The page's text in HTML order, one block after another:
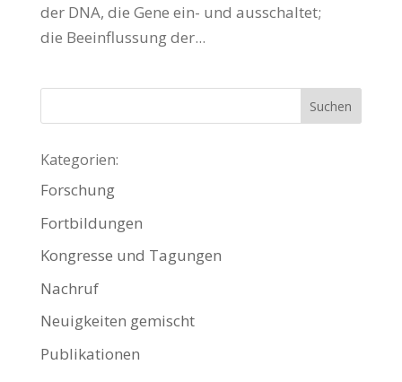
der DNA, die Gene ein- und ausschaltet;
die Beeinflussung der...
Kategorien:
Forschung
Fortbildungen
Kongresse und Tagungen
Nachruf
Neuigkeiten gemischt
Publikationen